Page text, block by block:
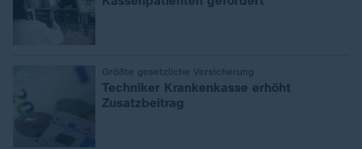
Größte gesetzliche Versicherung
Techniker Krankenkasse erhöht
Zusatzbeitrag